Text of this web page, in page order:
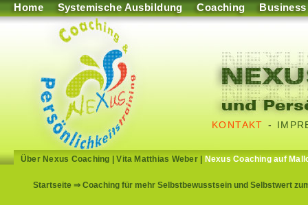
Home Systemische Ausbildung Coaching Business
KONTAKT -
Über Nexus Coaching |Vita Matthias Weber| Nexus Coaching auf
Startseite ⇒ Coaching für mehr Selbstbewusstsein und Selbstwert